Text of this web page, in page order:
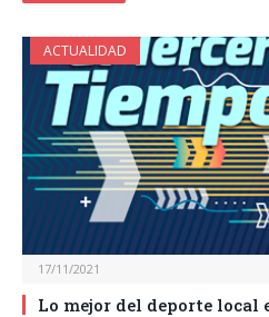
ACTUALIDAD
17/11/2021
Lo mejor del deporte local